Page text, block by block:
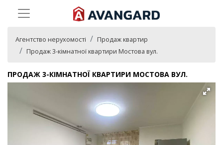
Агентство нерухомості
Продаж квартир
Продаж 3-кімнатної квартири Мостова вул.
ПРОДАЖ 3-КІМНАТНОЇ КВАРТИРИ МОСТОВА ВУЛ.